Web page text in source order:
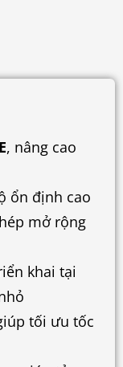
, nâng cao
ổn định cao
mở rộng
khai tại
tối ưu tốc